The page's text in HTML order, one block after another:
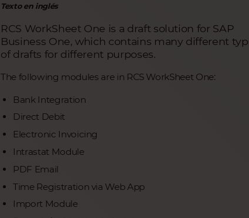
Texto en inglés
RCS WorkSheet One is a draft solution for SAP
Business One, which contains many different
of drafts for different purposes.
The following modules are in RCS WorkSheet One:
Bank Integration
Direct Debit
Electronic Invoicing
Intrastat Module
PDF Email
Time Registration via Web App
Import Module